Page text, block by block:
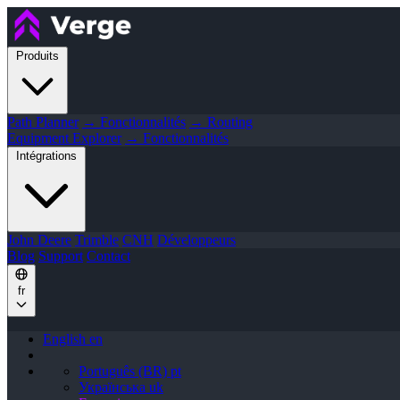
Produits
Path Planner → Fonctionnalités → Routing
Equipment Explorer → Fonctionnalités
Intégrations
John Deere Trimble CNH Développeurs
Blog Support Contact
fr
English en
Português (BR) pt
Українська uk